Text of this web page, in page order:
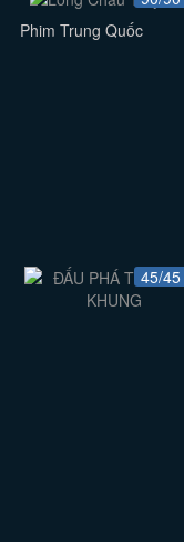
Phim Trung Quốc
45/45